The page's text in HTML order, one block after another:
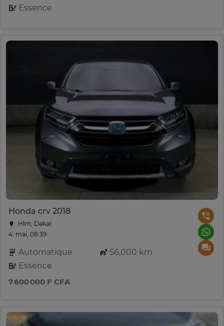
Essence
Honda crv 2018
Hlm, Dakar
4. mai, 08:39
Automatique
56,000 km
Essence
7 600 000 F CFA